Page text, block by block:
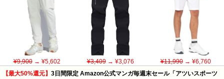
¥9,900→ ¥5,602 ¥3,409→ ¥3,076 ¥11,990→ ¥6,760
【最大50%還元】 3日間限定 Amazon公式マンガ毎週末セール「アツいスポーツ